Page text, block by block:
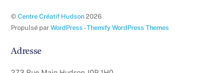
©Centre Créatif Hudson 2026
Propulsé parWordPress -Themify WordPress Themes
Adresse